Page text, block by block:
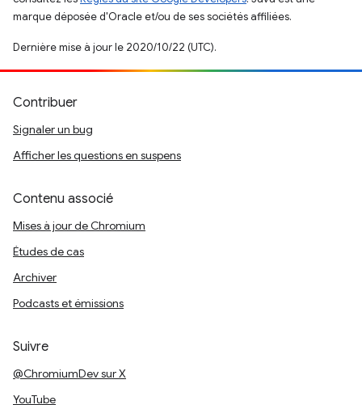
marque déposée d'Oracle et/ou de ses sociétés affiliées.
Dernière mise à jour le 2020/10/22 (UTC).
Contribuer
Signaler un bug
Afficher les questions en suspens
Contenu associé
Mises à jour de Chromium
Études de cas
Archiver
Podcasts et émissions
Suivre
@ChromiumDev sur X
YouTube